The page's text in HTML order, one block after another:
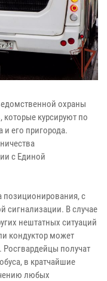
охраны
которые курсируют по
его пригорода.
с Единой
позиционирования, с
сигнализации. В случае
нештатных ситуаций
кондуктор может
получат
в кратчайшие
любых